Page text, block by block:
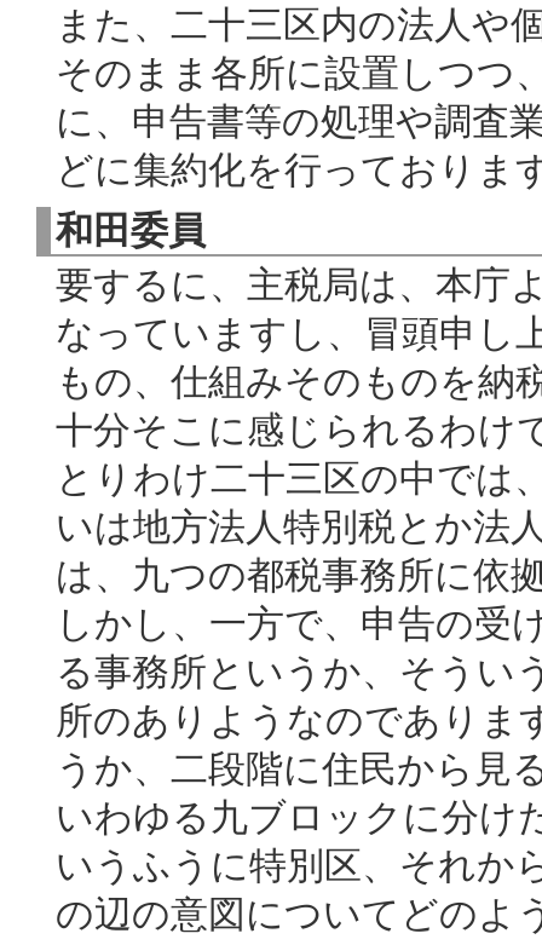
また、二十三区内の法人や
そのまま各所に設置しつつ
に、申告書等の処理や調査
どに集約化を行っておりま
和田委員
要するに、主税局は、本庁
なっていますし、冒頭申し
もの、仕組みそのものを納
十分そこに感じられるわけ
とりわけ二十三区の中では
いは地方法人特別税とか法
は、九つの都税事務所に依
しかし、一方で、申告の受
る事務所というか、そうい
所のありようなのでありま
うか、二段階に住民から見
いわゆる九ブロックに分け
いうふうに特別区、それか
の辺の意図についてどのよ